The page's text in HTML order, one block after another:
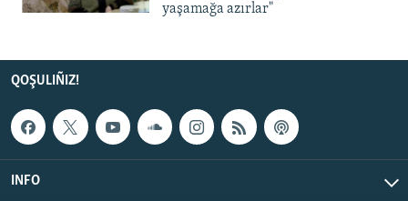
yaşamağa azırlar"
QOŞULIÑIZ!
INFO